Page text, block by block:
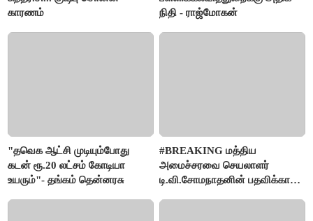
காரணம்
நிதி - ராஜ்மோகன்
"தவெக ஆட்சி முடியும்போது
கடன் ரூ.20 லட்சம் கோடியா
உயரும்"- தங்கம் தென்னரசு
#BREAKING மத்திய
அமைச்சரவை செயலாளர்
டி.வி.சோமநாதனின் பதவிக்காலம்